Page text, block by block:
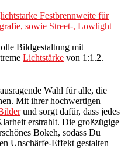
Festbrennweite für
sowie Street-, Lowlight
Bildgestaltung mit
Lichtstärke von 1:1.2.
Wahl für alle, die
Mit ihrer hochwertigen
und sorgt dafür, dass jedes
erstrahlt. Die großzügige
Bokeh, sodass Du
Unschärfe-Effekt gestalten